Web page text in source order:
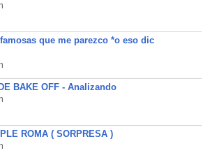
que me parezco *o eso dic
BAKE OFF - Analizando
ROMA ( SORPRESA )